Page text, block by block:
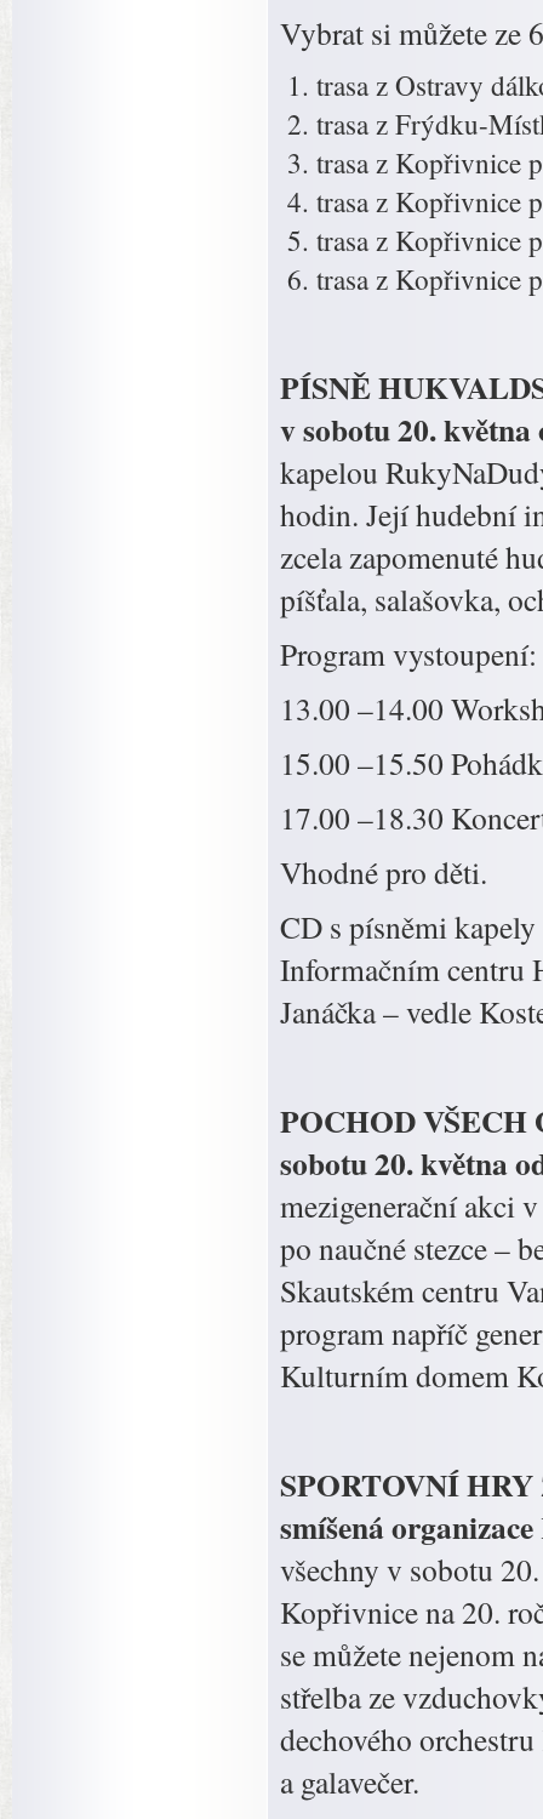
Vybrat si můžete ze
trasa z Ostravy
trasa z Frýdku-
trasa z Kopřivnice
trasa z Kopřivnice
trasa z Kopřivnice
trasa z Kopřivnice
PÍSNĚ
v sobotu 20.
kapelou
hodin. Její hudební
zcela zapomenuté
píšťala, salašovka,
Program vystoupení:
13.00 –14.00
15.00 –15.50
17.00 –18.30
Vhodné pro děti.
CD s písněmi
Informačním centru
Janáčka – vedle
POCHOD VŠECH
sobotu 20. května
mezigenerační akci
po naučné stezce –
Skautském centru
program napříč
Kulturním domem
SPORTOVNÍ
smíšená
všechny v sobotu
Kopřivnice na 20.
se můžete nejenom
střelba ze
dechového
a galavečer.